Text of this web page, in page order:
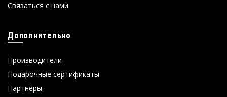
Связаться с нами
Дополнительно
Производители
Подарочные сертификаты
Партнёры